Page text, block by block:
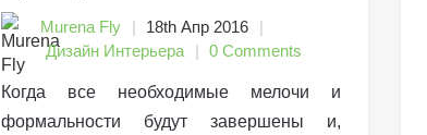
Murena Fly
18th Апр 2016
Дизайн Интерьера
0 Comments
Когда все необходимые мелочи и
формальности будут завершены и,